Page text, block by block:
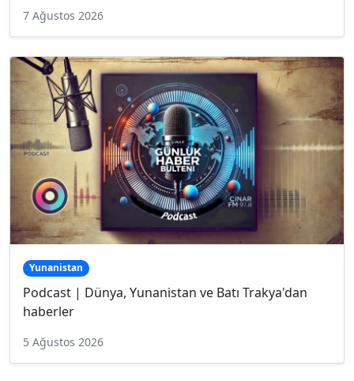
7 Ağustos 2026
Yunanistan
Podcast | Dünya, Yunanistan ve Batı Trakya'dan
haberler
5 Ağustos 2026